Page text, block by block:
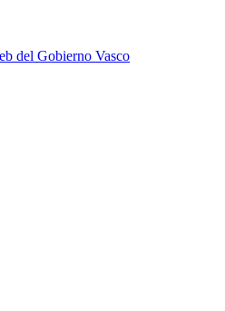
del Gobierno Vasco